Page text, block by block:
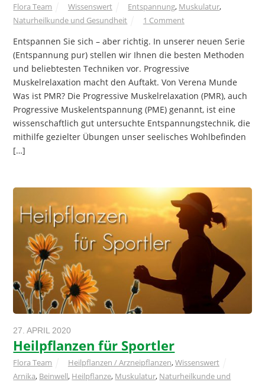
Flora Team Wissenswert Entspannung, Muskulatur,
Naturheilkunde und Gesundheit
1 Comment
Entspannen Sie sich – aber richtig. In unserer neuen Serie
(Entspannung pur) stellen wir Ihnen die besten Methoden
und beliebtesten Techniken vor. Progressive
Muskelrelaxation macht den Auftakt. Von Verena Munde
Was ist PMR? Die Progressive Muskelrelaxation (PMR), auch
Progressive Muskelentspannung (PME) genannt, ist eine
wissenschaftlich gut untersuchte Entspannungstechnik, die
mithilfe gezielter Übungen unser seelisches Wohlbefinden
[…]
27. APRIL 2020
Heilpflanzen für Sportler
Flora Team Heilpflanzen / Arzneipflanzen,Wissenswert
Arnika, Beinwell, Heilpflanze, Muskulatur, Naturheilkunde und